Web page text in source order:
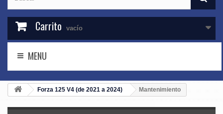
Carrito vacío
MENU
Forza 125 V4 (de 2021 a 2024) Mantenimiento